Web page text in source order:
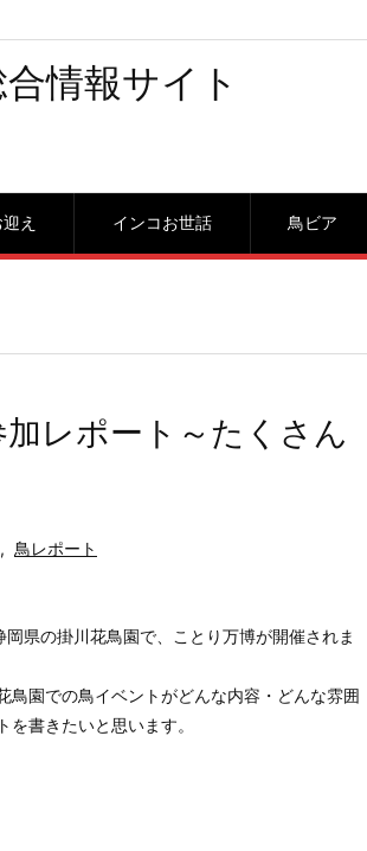
情報サイト
え インコお世話 鳥ビア
加レポート～たくさん
, 鳥レポート
県の掛川花鳥園で、ことり万博が開催されま
鳥園での鳥イベントがどんな内容・どんな雰囲
書きたいと思います。